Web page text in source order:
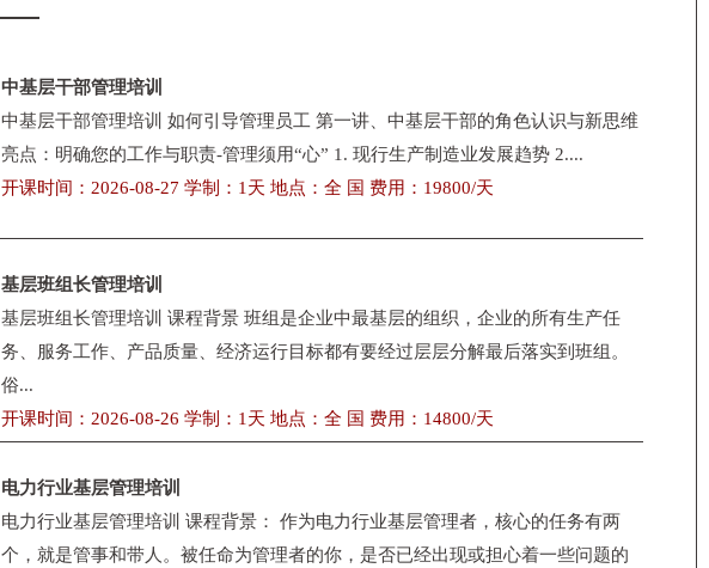
中基层干部管理培训
中基层干部管理培训 如何引导管理员工 第一讲、中基层干部的角色认识与新思维
亮点：明确您的工作与职责-管理须用“心” 1. 现行生产制造业发展趋势 2....
开课时间：2026-08-27 学制：1天 地点：全 国 费用：19800/天
基层班组长管理培训
基层班组长管理培训 课程背景 班组是企业中最基层的组织，企业的所有生产任
务、服务工作、产品质量、经济运行目标都有要经过层层分解最后落实到班组。
俗...
开课时间：2026-08-26 学制：1天 地点：全 国 费用：14800/天
电力行业基层管理培训
电力行业基层管理培训 课程背景： 作为电力行业基层管理者，核心的任务有两
个，就是管事和带人。被任命为管理者的你，是否已经出现或担心着一些问题的